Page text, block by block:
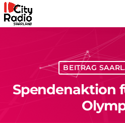
BEITRAG
Spendenaktion